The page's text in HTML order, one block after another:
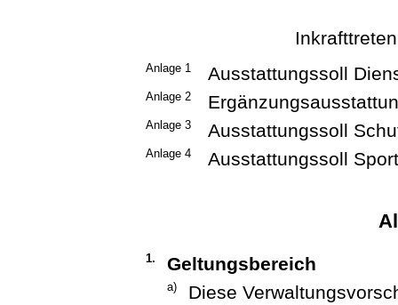
Anlage 1 Ausstattungssoll
Anlage 2
Anlage 3 Ausstattungssoll
Anlage 4 Ausstattungssoll
1. Geltungsbereich
a)
Diese